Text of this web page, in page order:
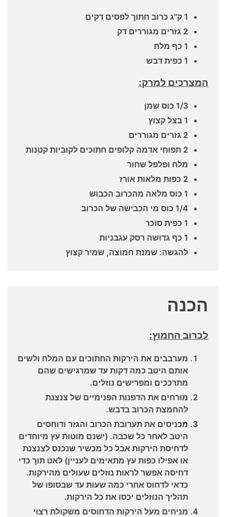
1 ק"ג כרוב חתוך לפסים דקים
2 גזרים מגוררים דק
1 כף מלח
1 כפית דבש
המצרכים למרק:
1/3 כוס שמן
1 בצל קצוץ
2 גזרים מגוררים
2 תפוחי אדמה קלופים חתוכים לקוביות קטנות
מלח ופלפל שחור
2 כפות מלאות אורז
1 כוס מלאה מהכרוב הכבוש
1/4 כוס מי הכבישה של הכרוב
1 כפית סוכר
1 כף גדושה רסק עגבניות
להגשה: שמנת חמוצה, שמיר קצוץ
הכנה
לכרוב החמוץ:
מערבבים את הירקות החתוכים עם המלח ולשים
אותם היטב כמה דקות עד שמרגישים שהם
מתרככים ומפרישים נוזלים.
מורחים את הדפנות הפנימיים של צנצנת
להחמצת הכרוב בדבש.
מכניסים את תערובת הכרוב והגזר ודוחסים
היטב לאחר כל שכבה. (ישנם מוטות עץ מיוחדים
לדחיסת הירקות אבל כל מכשיר שנכנס לצנצנת
או אפילו כפות עץ מתאימים לעניין) לאט תוך כדי
דחיסה אפשר לראות נוזלים שעולים מהירקות.
כדאי לדחוס אחרי כמה שעות עד שבסופו של
תהליך הנוזלים יכסו את כל הירקות.
מניחים מעל הירקות הדחוסים משקולת רצוי